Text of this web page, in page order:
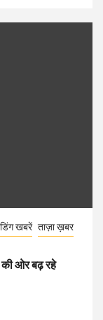
खबरें ताज़ा ख़बर
की ओर बढ़ रहे